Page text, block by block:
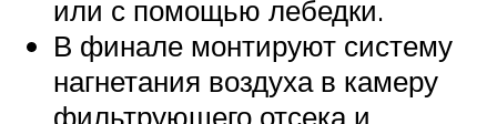
или с помощью лебедки.
В финале монтируют систему
нагнетания воздуха в камеру
фильтрующего отсека и